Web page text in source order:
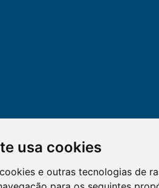
usa cookies
e outras tecnologias de